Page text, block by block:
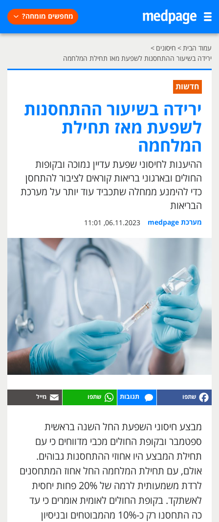
מחפשים מומחה?
עמוד הבית> חיסונים >
ירידה בשיעור ההתחסנות לשפעת מאז תחילת המלחמה
חדשות
ירידה בשיעור ההתחסנות
לשפעת מאז תחילת
המלחמה
ההיענות לחיסוני שפעת עדיין נמוכה ובקופות
החולים ובארגוני בריאות קוראים לציבור להתחסן
כדי להימנע ממחלה שתכביד עוד יותר על מערכת
הבריאות
מערכת medpage 06.11.2023, 11:01
תגובות
מבצע חיסוני השפעת החל השנה בראשית
ספטמבר ובקופת החולים מכבי מדווחים כי עם
תחילת המבצע היו אחוזי ההתחסנות גבוהים.
אולם, עם תחילת המלחמה החל אחוז המתחסנים
לרדת משמעותית לרמה של 20% פחות יחסית
לאשתקד. בקופת החולים לאומית אומרים כי עד
כה התחסנו רק כ-10% מהמבוטחים ובניסיון